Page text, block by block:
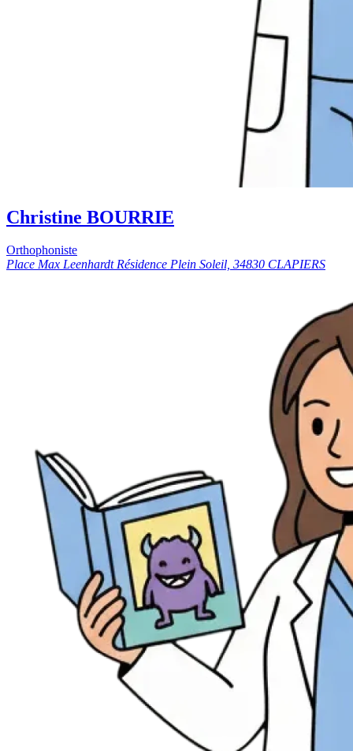
Christine BOURRIE
Orthophoniste
Place Max Leenhardt Résidence Plein Soleil, 34830 CLAPIERS